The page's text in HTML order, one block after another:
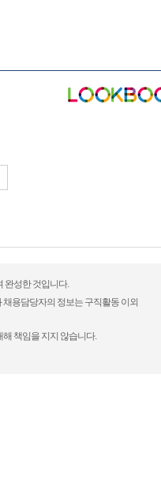
완성한 것입니다.
용담당자의 정보는 구직활동 이외
책임을 지지 않습니다.